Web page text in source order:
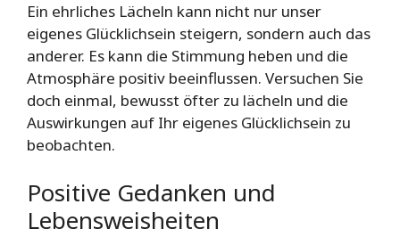
Ein ehrliches Lächeln kann nicht nur unser
eigenes Glücklichsein steigern, sondern auch das
anderer. Es kann die Stimmung heben und die
Atmosphäre positiv beeinflussen. Versuchen Sie
doch einmal, bewusst öfter zu lächeln und die
Auswirkungen auf Ihr eigenes Glücklichsein zu
beobachten.
Positive Gedanken und
Lebensweisheiten